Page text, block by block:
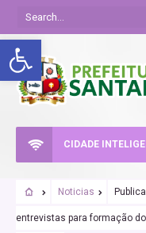
Abrir a barra de ferramentas
CIDADE
Noticias
entrevistas para formação